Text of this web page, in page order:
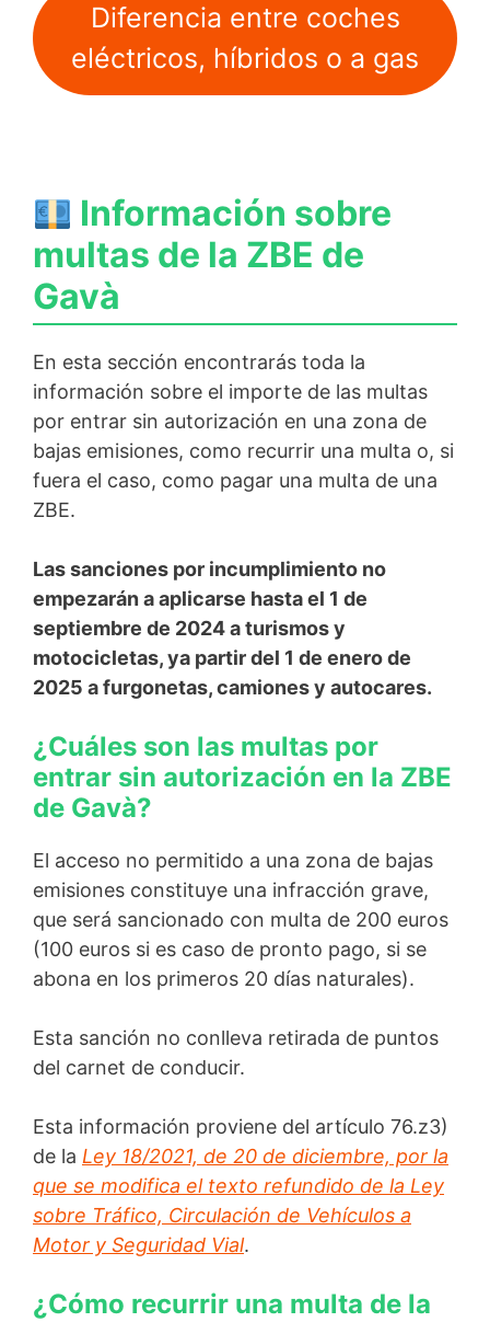
Diferencia entre coches
eléctricos, híbridos o a gas
Información sobre
multas de la ZBE de
Gavà
En esta sección encontrarás toda la
información sobre el importe de las multas
por entrar sin autorización en una zona de
bajas emisiones, como recurrir una multa o, si
fuera el caso, como pagar una multa de una
ZBE.
Las sanciones por incumplimiento no
empezarán a aplicarse hasta el 1 de
septiembre de 2024 a turismos y
motocicletas, ya partir del 1 de enero de
2025 a furgonetas, camiones y autocares.
¿Cuáles son las multas por
entrar sin autorización en la ZBE
de Gavà?
El acceso no permitido a una zona de bajas
emisiones constituye una infracción grave,
que será sancionado con multa de 200 euros
(100 euros si es caso de pronto pago, si se
abona en los primeros 20 días naturales).
Esta sanción no conlleva retirada de puntos
del carnet de conducir.
Esta información proviene del artículo 76.z3)
de la Ley 18/2021, de 20 de diciembre, por la
que se modifica el texto refundido de la Ley
sobre Tráfico, Circulación de Vehículos a
Motor y Seguridad Vial.
¿Cómo recurrir una multa de la